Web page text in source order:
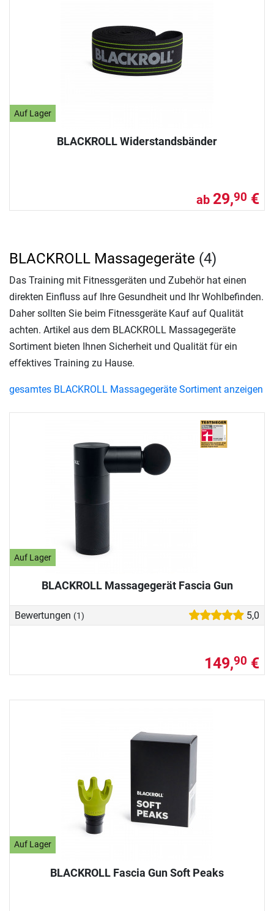
Auf Lager
BLACKROLL Widerstandsbänder
ab 29,90 €
Auf Lager
BLACKROLL Massagegerät Fascia Gun
Bewertungen (1) 5,0
149,90 €
Auf Lager
BLACKROLL Fascia Gun Soft Peaks
BLACKROLL Massagegeräte (4)
Das Training mit Fitnessgeräten und Zubehör hat einen
direkten Einfluss auf Ihre Gesundheit und Ihr Wohlbefinden.
Daher sollten Sie beim Fitnessgeräte Kauf auf Qualität
achten. Artikel aus dem BLACKROLL Massagegeräte
Sortiment bieten Ihnen Sicherheit und Qualität für ein
effektives Training zu Hause.
gesamtes BLACKROLL Massagegeräte Sortiment anzeigen